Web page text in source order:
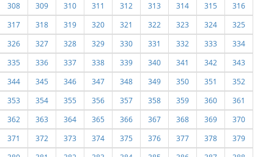
308
309 310 311 312 313 314 315
316
317
318 319 320 321 322 323 324
325
326
327 328 329 330 331 332 333
334
335
336 337 338 339 340 341 342
343
344
345 346 347 348 349 350 351
352
353
354 355 356 357 358 359 360
361
362
363 364 365 366 367 368 369
370
371
372 373 374 375 376 377 378
379